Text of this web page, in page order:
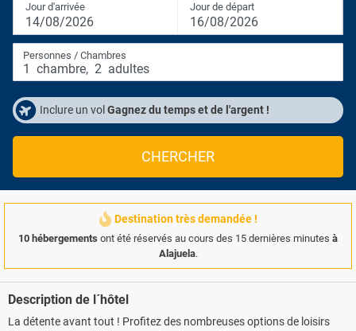
Jour d'arrivée
14/08/2026
Jour de départ
16/08/2026
Personnes / Chambres
1 chambre, 2 adultes
Inclure un vol Gagnez du temps et de l'argent !
CHERCHER
Destination très demandée !
10 hébergements ont été réservés au cours des 15 dernières minutes à
Alajuela.
Description de l´hôtel
La détente avant tout ! Profitez des nombreuses options de loisirs